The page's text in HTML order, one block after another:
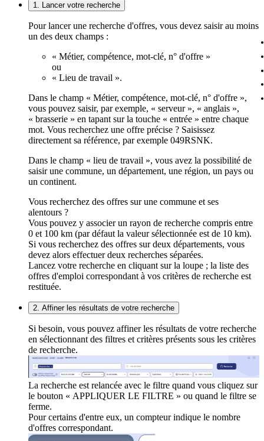
1. Lancer votre recherche
Pour lancer une recherche d'offres, vous devez saisir au moins
un des deux champs :
« Métier, compétence, mot-clé, n° d'offre »
ou
« Lieu de travail ».
Dans le champ « Métier, compétence, mot-clé, n° d'offre »,
vous pouvez saisir, par exemple, « serveur », « anglais »,
« brasserie » en tapant sur la touche « entrée » entre chaque
mot. Vous recherchez une offre précise ? Saisissez
directement sa référence, par exemple 049RSNK.
Dans le champ « lieu de travail », vous avez la possibilité de
saisir une commune, un département, une région, un pays ou
un continent.
Vous recherchez des offres sur une commune et ses
alentours ?
Vous pouvez y associer un rayon de recherche compris entre
0 et 100 km (par défaut la valeur sélectionnée est de 10 km).
Si vous recherchez des offres sur deux départements, vous
devez alors effectuer deux recherches séparées.
Lancez votre recherche en cliquant sur la loupe ; la liste des
offres d'emploi correspondant à vos critères de recherche est
restituée.
2. Affiner les résultats de votre recherche
Si besoin, vous pouvez affiner les résultats de votre recherche
en sélectionnant des filtres et critères présents sous les critères
de recherche.
La recherche est relancée avec le filtre quand vous cliquez sur
le bouton « APPLIQUER LE FILTRE » ou quand le filtre se
ferme.
Pour certains d'entre eux, un compteur indique le nombre
d'offres correspondant.